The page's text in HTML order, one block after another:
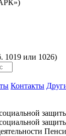
1019 или 1026)
Контакты